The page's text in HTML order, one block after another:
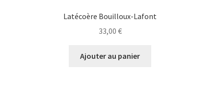
Latécoère Bouilloux-Lafont
33,00 €
Ajouter au panier